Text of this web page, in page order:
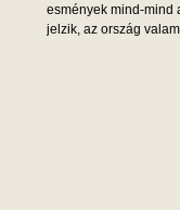
esmények mind-mind
jelzik, az ország